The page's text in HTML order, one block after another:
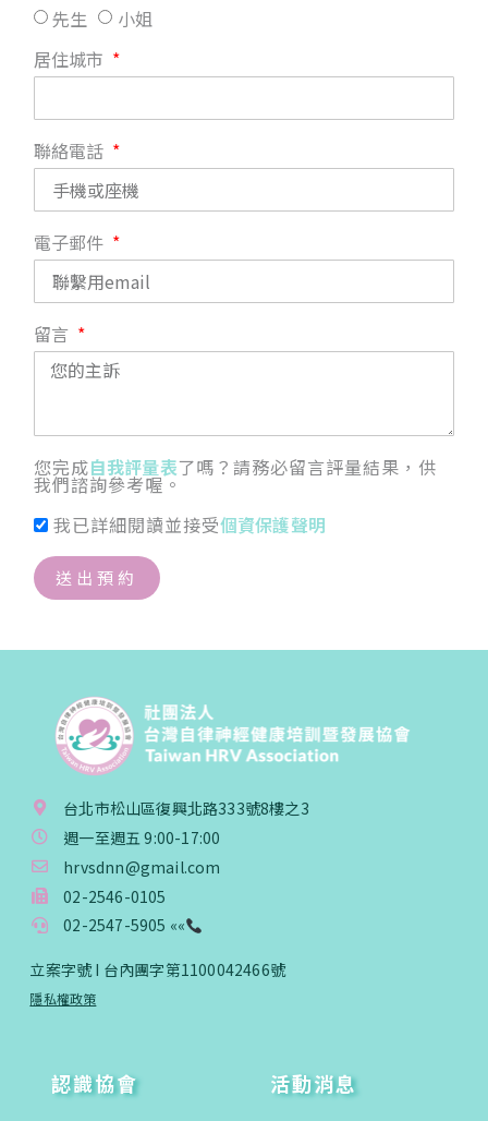
先生
小姐
居住城市
聯絡電話
電子郵件
留言
您完成自我評量表了嗎？請務必留言評量結果，供
我們諮詢參考喔。
我已詳細閱讀並接受個資保護聲明
送出預約
台北市松山區復興北路333號8樓之3
週一至週五 9:00-17:00
hrvsdnn@gmail.com
02-2546-0105
02-2547-5905 ««
立案字號 I 台內團字第1100042466號
隱私權政策
認識協會
活動消息